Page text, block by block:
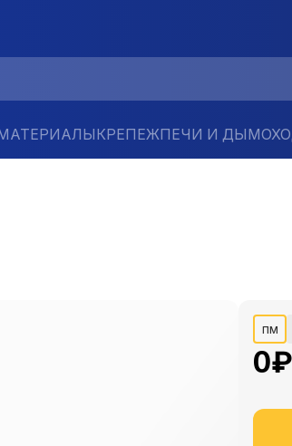
КРЕПЕЖПЕЧИ И
пм
0₽